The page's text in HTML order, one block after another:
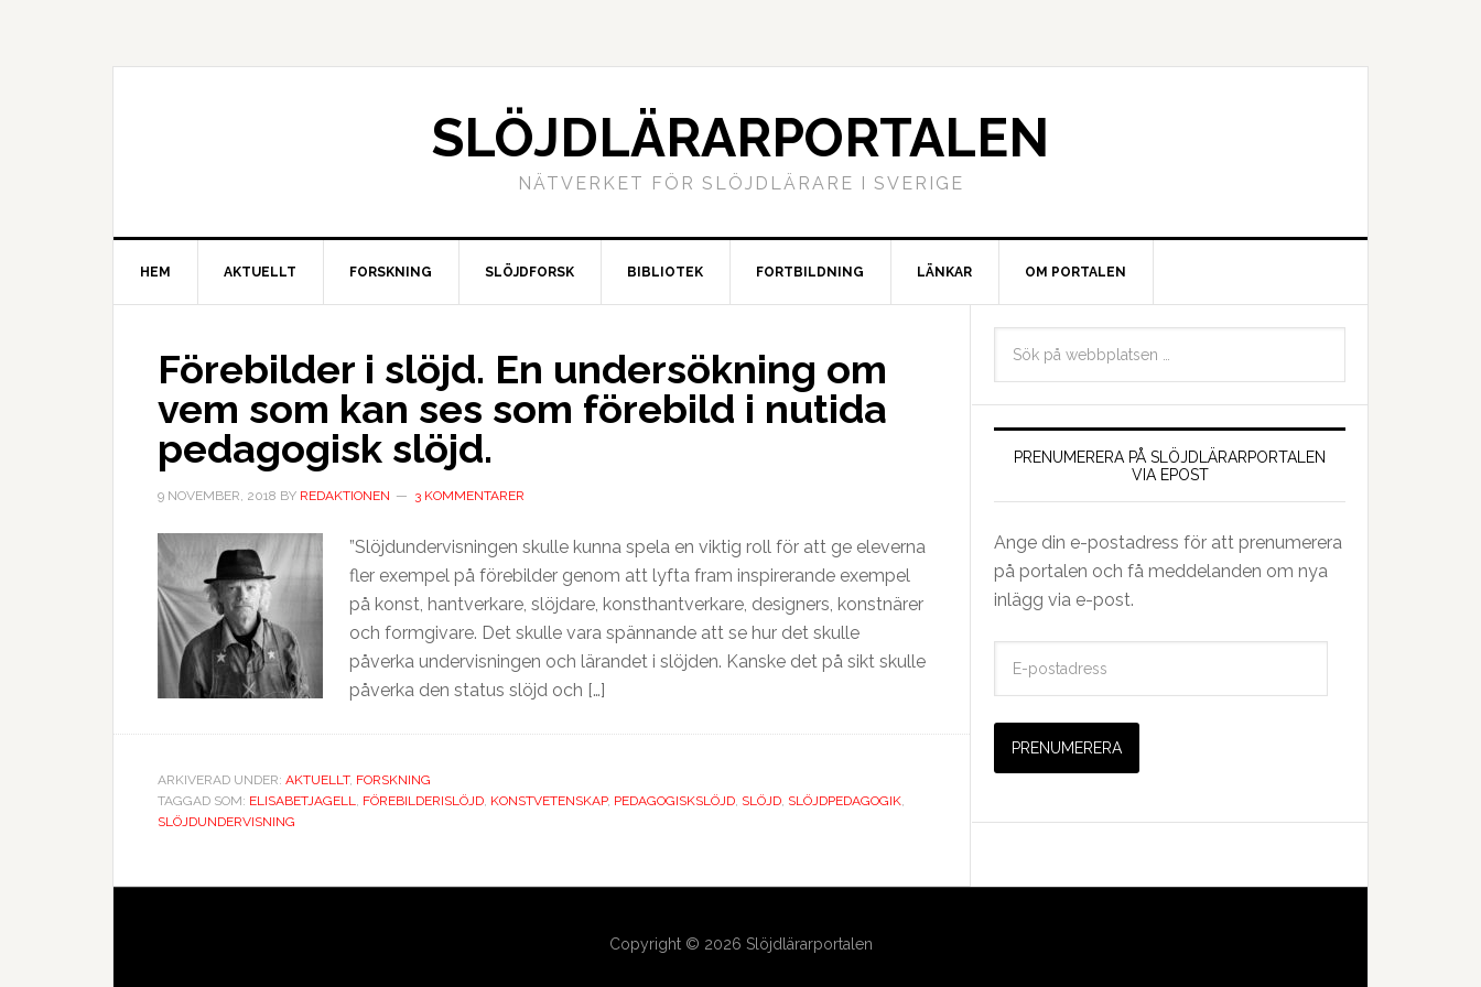
SLÖJDLÄRARPORTALEN
NÄTVERKET FÖR SLÖJDLÄRARE I SVERIGE
HEM AKTUELLT FORSKNING SLÖJDFORSK BIBLIOTEK FORTBILDNING LÄNKAR OM PORTALEN
Förebilder i slöjd. En undersökning om
vem som kan ses som förebild i nutida
pedagogisk slöjd.
9 NOVEMBER, 2018 BY REDAKTIONEN 3 KOMMENTARER
”Slöjdundervisningen skulle kunna spela en viktig roll för att ge eleverna
fler exempel på förebilder genom att lyfta fram inspirerande exempel
på konst, hantverkare, slöjdare, konsthantverkare, designers, konstnärer
och formgivare. Det skulle vara spännande att se hur det skulle
påverka undervisningen och lärandet i slöjden. Kanske det på sikt skulle
påverka den status slöjd och […]
ARKIVERAD UNDER: AKTUELLT, FORSKNING
TAGGAD SOM: ELISABETJAGELL, FÖREBILDERISLÖJD, KONSTVETENSKAP, PEDAGOGISKSLÖJD, SLÖJD, SLÖJDPEDAGOGIK,
SLÖJDUNDERVISNING
PRENUMERERA PÅ SLÖJDLÄRARPORTALEN
VIA EPOST
Ange din e-postadress för att prenumerera
på portalen och få meddelanden om nya
inlägg via e-post.
s
a
r
Copyright © 2026 Slöjdlärarportalen